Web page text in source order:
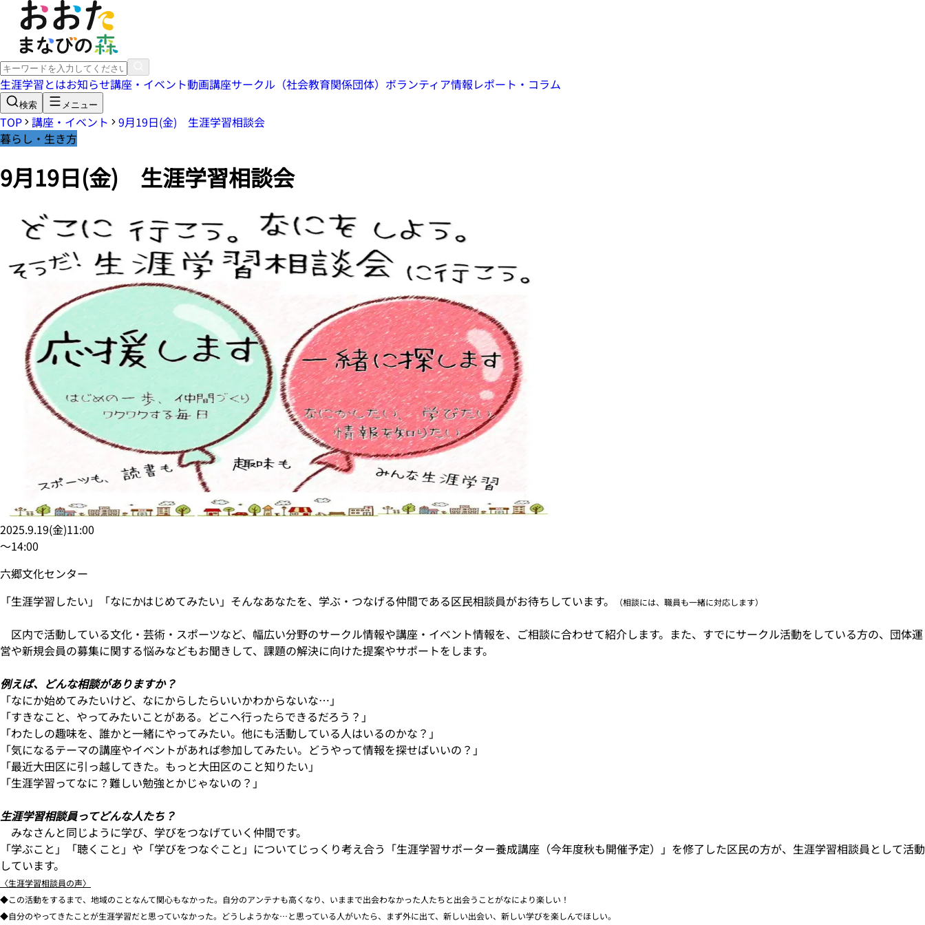
生涯学習とはお知らせ講座・イベント動画講座サークル（社会教育関係団体） ボランティア情報レポート・コラム
検索 メニュー
TOP 講座・イベント
9月19日(金) 生涯学習相談会
暮らし・生き方
9月19日(金) 生涯学習相談会
2025.9.19(金)11:00
〜14:00
六郷文化センター
「生涯学習したい」「なにかはじめてみたい」そんなあなたを、学ぶ・つなげる仲間である区民相談員がお待ちしています。
（相談には、職員も一緒に対応します）
区内で活動している文化・芸術・スポーツなど、幅広い分野のサークル情報や講座・イベント情報を、ご相談に合わせて紹介します。また、すでにサークル活動をしている方の、団体運
営や新規会員の募集に関する悩みなどもお聞きして、課題の解決に向けた提案やサポートをします。
例えば、どんな相談がありますか？
「なにか始めてみたいけど、なにからしたらいいかわからないな…」
「すきなこと、やってみたいことがある。どこへ行ったらできるだろう？」
「わたしの趣味を、誰かと一緒にやってみたい。他にも活動している人はいるのかな？」
「気になるテーマの講座やイベントがあれば参加してみたい。どうやって情報を探せばいいの？」
「最近大田区に引っ越してきた。もっと大田区のこと知りたい」
「生涯学習ってなに？難しい勉強とかじゃないの？」
生涯学習相談員ってどんな人たち？
みなさんと同じように学び、学びをつなげていく仲間です。
「学ぶこと」「聴くこと」や「学びをつなぐこと」についてじっくり考え合う「生涯学習サポーター養成講座（今年度秋も開催予定）」を修了した区民の方が、生涯学習相談員として活動
しています。
〈生涯学習相談員の声〉
◆この活動をするまで、地域のことなんて関心もなかった。自分のアンテナも高くなり、いままで出会わなかった人たちと出会うことがなにより楽しい！
◆自分のやってきたことが生涯学習だと思っていなかった。どうしようかな…と思っている人がいたら、まず外に出て、新しい出会い、新しい学びを楽しんでほしい。